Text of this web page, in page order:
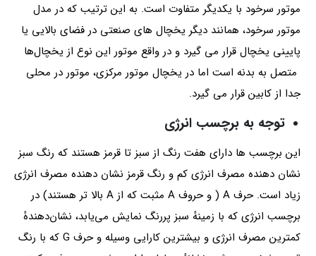
موتور سرخود با یکدیگر متفاوت است. به این ترتیب که در مدل
موتور سرخود، همانند دیگر یخچال های صنعتی در فضای بالایی یا
پایینی یخچال قرار می گیرد و در واقع موتور این نوع از یخچال‌ها
متصل به بدنه است اما در یخچال موتور مرکزی، موتور در محلی
جدا از کابین قرار می گیرد.
توجه به برچسب انرژی
این برچسب ها دارای هفت رنگ از سبز تا قرمز هستند که رنگ سبز
نشان دهنده مصرف انرژی کم و رنگ قرمز نشان دهنده مصرف انرژی
زیاد است. حرف A ( و حروف A مثبت که از A بالا تر هستند) در
برچسب انرژی که با زمینهٔ سبز پررنگ نمایش می‌یابد، نشان‌دهندهٔ
کمترین مصرف انرژی و بیشترین کارایی وسیله و حرف G که با رنگ